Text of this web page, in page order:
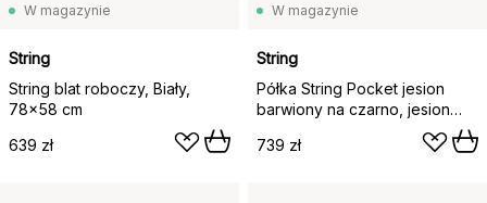
W magazynie
String
String blat roboczy, Biały,
78x58 cm
639 zł
W magazynie
String
Półka String Pocket jesion
barwiony na czarno, jesion
739 zł